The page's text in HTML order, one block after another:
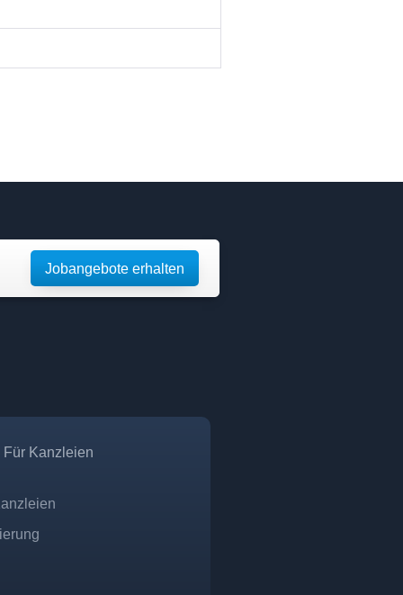
Jobangebote erhalten
Für Kanzleien